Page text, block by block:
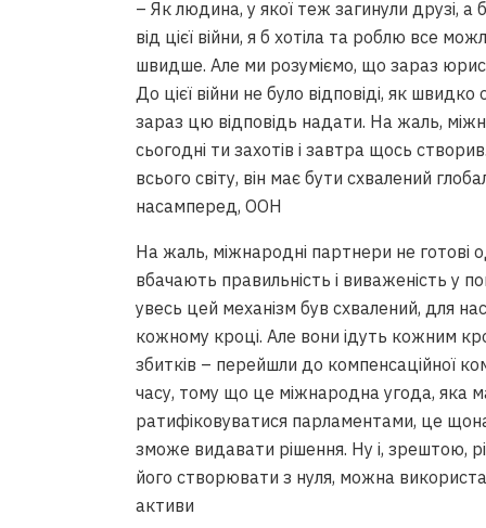
– Як людина, у якої теж загинули друзі, а
від цієї війни, я б хотіла та роблю все
швидше. Але ми розуміємо, що зараз
До цієї війни не було відповіді, як
зараз цю відповідь надати. На жаль,
сьогодні ти захотів і завтра щось
всього світу, він має бути схвалений
насамперед, ООН
На жаль, міжнародні партнери не готові
вбачають правильність і виваженість у
увесь цей механізм був схвалений, для
кожному кроці. Але вони ідуть кожним
збитків – перейшли до компенсаційної
часу, тому що це міжнародна угода, яка
ратифіковуватися парламентами, це
зможе видавати рішення. Ну і, зрештою,
його створювати з нуля, можна
активи